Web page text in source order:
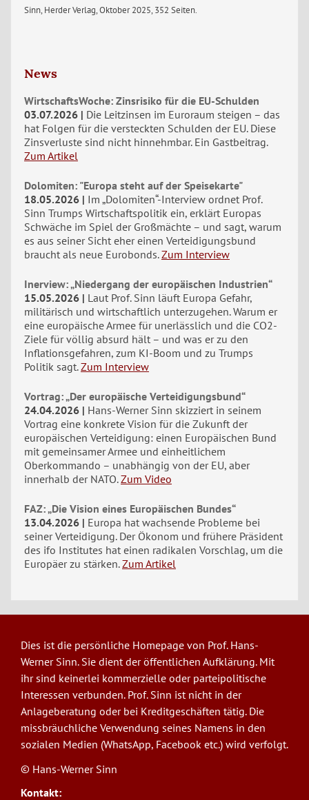
Sinn, Herder Verlag, Oktober 2025, 352 Seiten.
News
WirtschaftsWoche: Zinsrisiko für die EU-Schulden
03.07.2026
Die Leitzinsen im Euroraum steigen – das
hat Folgen für die versteckten Schulden der EU. Diese
Zinsverluste sind nicht hinnehmbar. Ein Gastbeitrag.
Zum Artikel
Dolomiten: "Europa steht auf der Speisekarte"
18.05.2026
Im „Dolomiten“-Interview ordnet Prof.
Sinn Trumps Wirtschaftspolitik ein, erklärt Europas
Schwäche im Spiel der Großmächte – und sagt, warum
es aus seiner Sicht eher einen Verteidigungsbund
braucht als neue Eurobonds. Zum Interview
Inerview: „Niedergang der europäischen Industrien“
15.05.2026
Laut Prof. Sinn läuft Europa Gefahr,
militärisch und wirtschaftlich unterzugehen. Warum er
eine europäische Armee für unerlässlich und die CO2-
Ziele für völlig absurd hält – und was er zu den
Inflationsgefahren, zum KI-Boom und zu Trumps
Politik sagt. Zum Interview
Vortrag: „Der europäische Verteidigungsbund“
24.04.2026
Hans-Werner Sinn skizziert in seinem
Vortrag eine konkrete Vision für die Zukunft der
europäischen Verteidigung: einen Europäischen Bund
mit gemeinsamer Armee und einheitlichem
Oberkommando – unabhängig von der EU, aber
innerhalb der NATO. Zum Video
FAZ: „Die Vision eines Europäischen Bundes“
13.04.2026
Europa hat wachsende Probleme bei
seiner Verteidigung. Der Ökonom und frühere Präsident
des ifo Institutes hat einen radikalen Vorschlag, um die
Europäer zu stärken. Zum Artikel
Dies ist die persönliche Homepage von Prof. Hans-
Werner Sinn. Sie dient der öffentlichen Aufklärung. Mit
ihr sind keinerlei kommerzielle oder parteipolitische
Interessen verbunden. Prof. Sinn ist nicht in der
Anlageberatung oder bei Kreditgeschäften tätig. Die
missbräuchliche Verwendung seines Namens in den
sozialen Medien (WhatsApp, Facebook etc.) wird verfolgt.
© Hans-Werner Sinn
Kontakt: